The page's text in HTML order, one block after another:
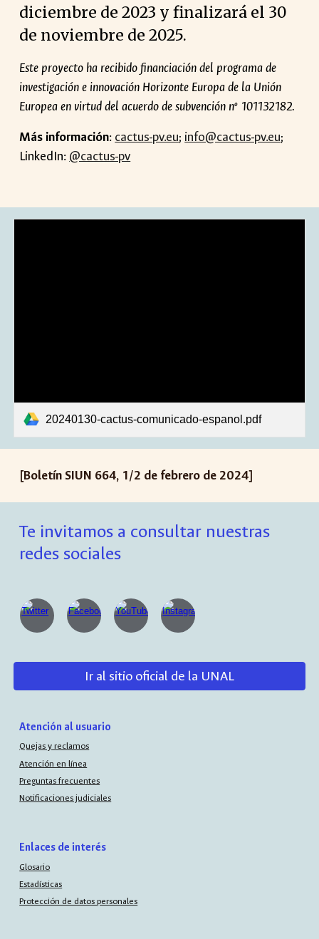
diciembre de 2023 y finalizará el 30
de noviembre de 2025.
Este proyecto ha recibido financiación del programa de
investigación e innovación Horizonte Europa de la Unión
Europea en virtud del acuerdo de subvención nº 101132182.
Más información: cactus-pv.eu; info@cactus-pv.eu;
LinkedIn: @cactus-pv
20240130-cactus-comunicado-espanol.pdf
[Boletín SIUN 664, 1/2 de febrero de 2024]
Te invitamos a consultar nuestras
redes sociales
Ir al sitio oficial de la UNAL
Atención al usuario
Quejas y reclamos
Atención en línea
Preguntas frecuentes
Notificaciones judiciales
Enlaces de interés
Glosario
Estadísticas
Protección de datos personales